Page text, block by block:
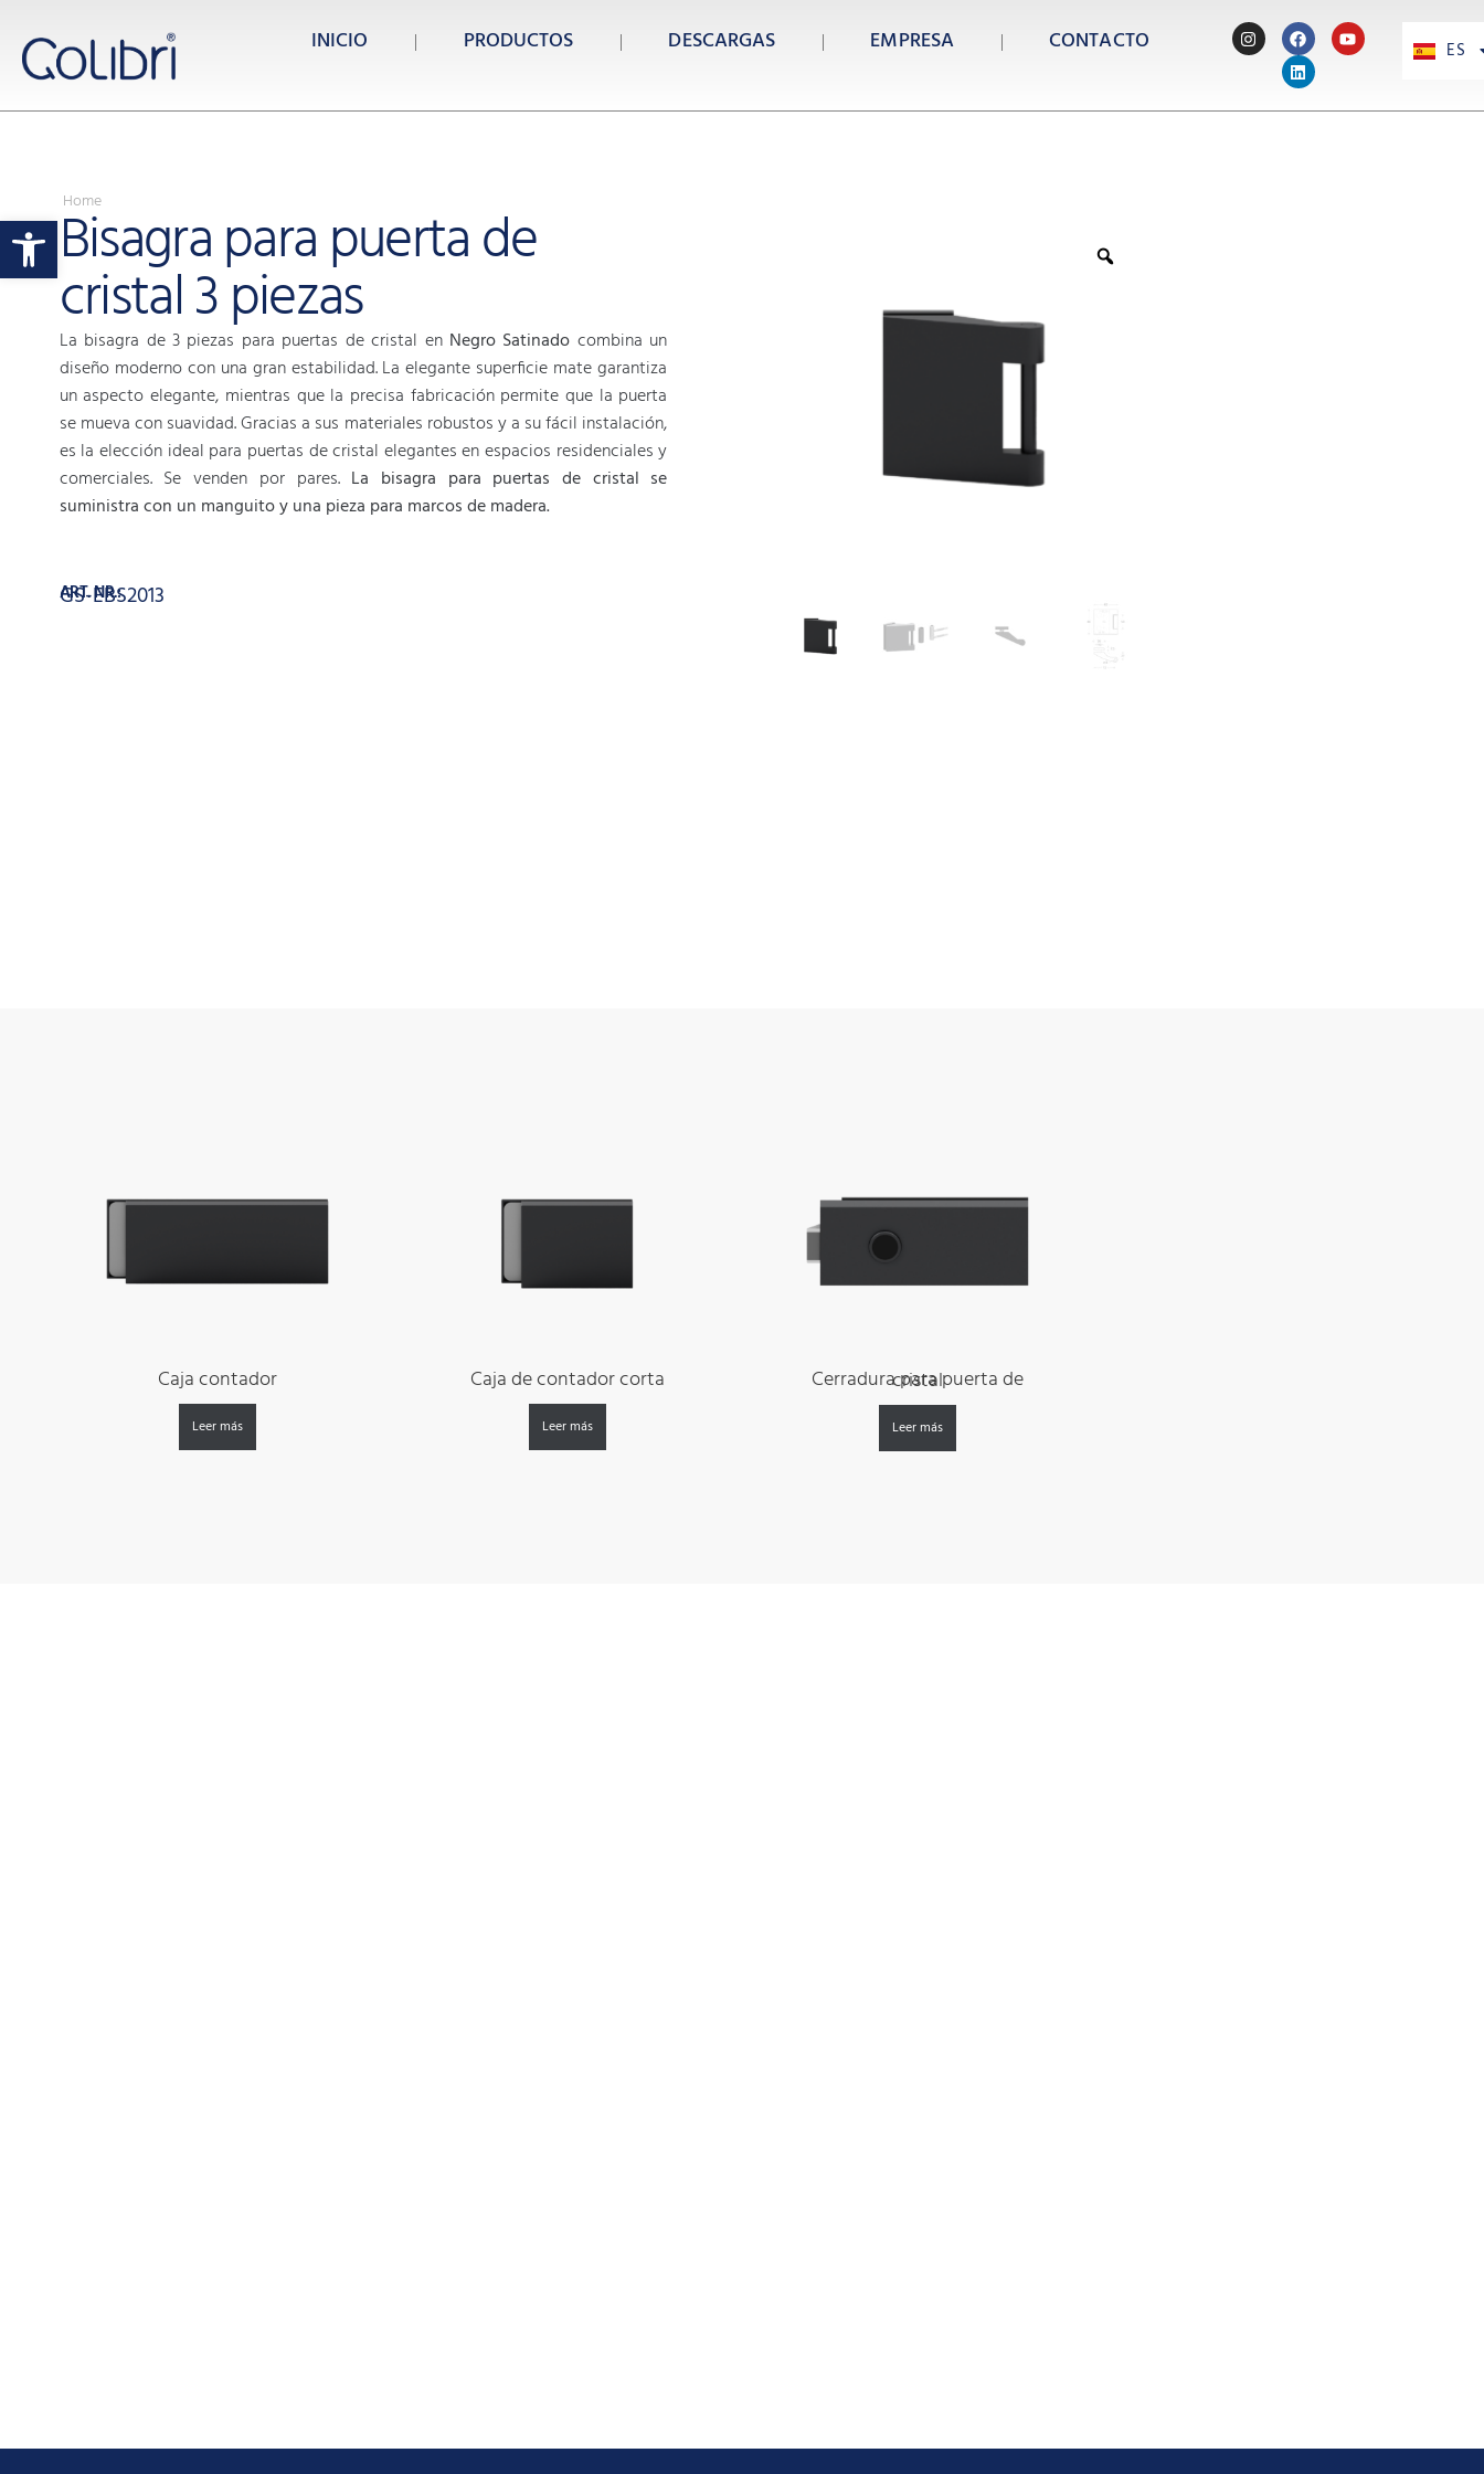
Abrir barra de herramientas
INICIO PRODUCTOS DESCARGAS EMPRESA CONTACTO ES
PT
Home
Bisagra para puerta de
cristal 3 piezas
La bisagra de 3 piezas para puertas de cristal en Negro Satinado combina un
diseño moderno con una gran estabilidad. La elegante superficie mate garantiza
un aspecto elegante, mientras que la precisa fabricación permite que la puerta
se mueva con suavidad. Gracias a sus materiales robustos y a su fácil instalación,
es la elección ideal para puertas de cristal elegantes en espacios residenciales y
comerciales. Se venden por pares. La bisagra para puertas de cristal se
suministra con un manguito y una pieza para marcos de madera.
ART. NR.:
GS-EBS2013
Caja contador
Leer más
Caja de contador corta
Leer más
Cerradura para puerta de cristal
Leer más